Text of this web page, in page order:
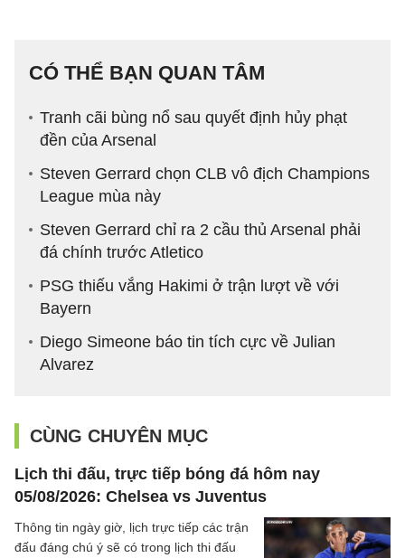
CÓ THỂ BẠN QUAN TÂM
Tranh cãi bùng nổ sau quyết định hủy phạt
đền của Arsenal
Steven Gerrard chọn CLB vô địch Champions
League mùa này
Steven Gerrard chỉ ra 2 cầu thủ Arsenal phải
đá chính trước Atletico
PSG thiếu vắng Hakimi ở trận lượt về với
Bayern
Diego Simeone báo tin tích cực về Julian
Alvarez
CÙNG CHUYÊN MỤC
Lịch thi đấu, trực tiếp bóng đá hôm nay
05/08/2026: Chelsea vs Juventus
Thông tin ngày giờ, lịch trực tiếp các trận
đấu đáng chú ý sẽ có trong lịch thi đấu